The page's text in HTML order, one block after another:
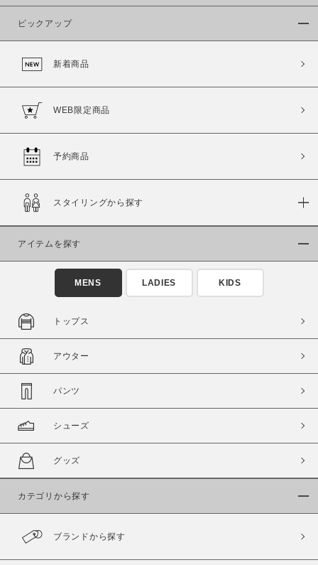
ピックアップ
新着商品
WEB限定商品
予約商品
スタイリングから探す
アイテムを探す
MENS LADIES KIDS
トップス
アウター
パンツ
シューズ
グッズ
カテゴリから探す
ブランドから探す